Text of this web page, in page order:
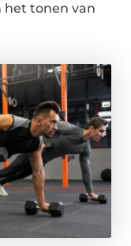
het tonen van